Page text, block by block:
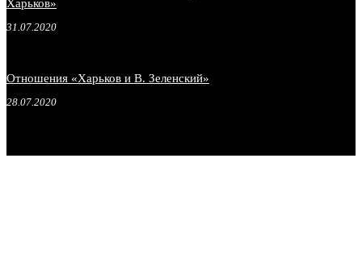
Харьков»
31.07.2020
Отношения «Харьков и В. Зеленский»
28.07.2020